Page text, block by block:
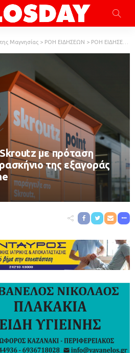
Μαγνησίας > ΡΟΗ ΕΙΔΗΣΕΩΝ > ΡΟΗ ΕΙΔΗΣΕΩΝ
με πρόταση
της εξαγοράς